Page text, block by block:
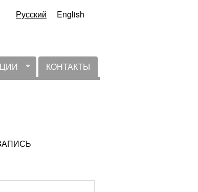
Русский English
КОНТАКТЫ